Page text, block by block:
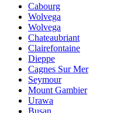
Cabourg
Wolvega
Wolvega
Chateaubriant
Clairefontaine
Dieppe
Cagnes Sur Mer
Seymour
Mount Gambier
Urawa
Busan